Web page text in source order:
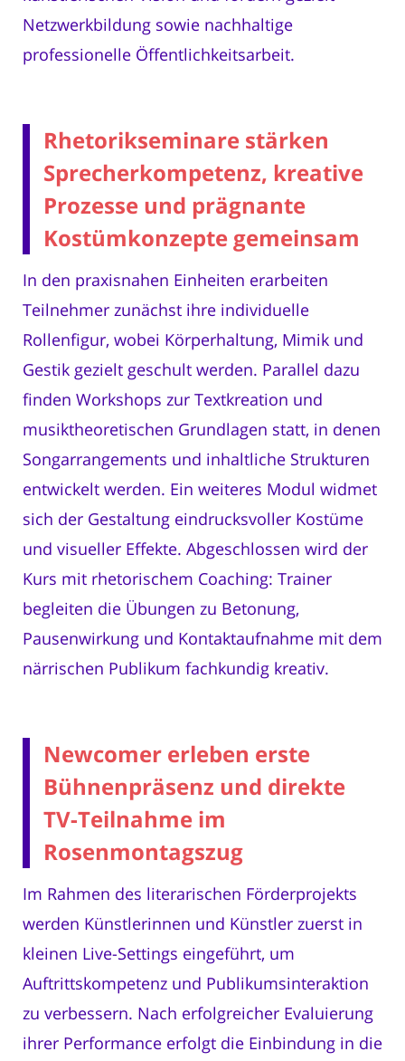
Netzwerkbildung sowie nachhaltige
professionelle Öffentlichkeitsarbeit.
Rhetorikseminare stärken
Sprecherkompetenz, kreative
Prozesse und prägnante
Kostümkonzepte gemeinsam
In den praxisnahen Einheiten erarbeiten
Teilnehmer zunächst ihre individuelle
Rollenfigur, wobei Körperhaltung, Mimik und
Gestik gezielt geschult werden. Parallel dazu
finden Workshops zur Textkreation und
musiktheoretischen Grundlagen statt, in denen
Songarrangements und inhaltliche Strukturen
entwickelt werden. Ein weiteres Modul widmet
sich der Gestaltung eindrucksvoller Kostüme
und visueller Effekte. Abgeschlossen wird der
Kurs mit rhetorischem Coaching: Trainer
begleiten die Übungen zu Betonung,
Pausenwirkung und Kontaktaufnahme mit dem
närrischen Publikum fachkundig kreativ.
Newcomer erleben erste
Bühnenpräsenz und direkte
TV-Teilnahme im
Rosenmontagszug
Im Rahmen des literarischen Förderprojekts
werden Künstlerinnen und Künstler zuerst in
kleinen Live-Settings eingeführt, um
Auftrittskompetenz und Publikumsinteraktion
zu verbessern. Nach erfolgreicher Evaluierung
ihrer Performance erfolgt die Einbindung in die